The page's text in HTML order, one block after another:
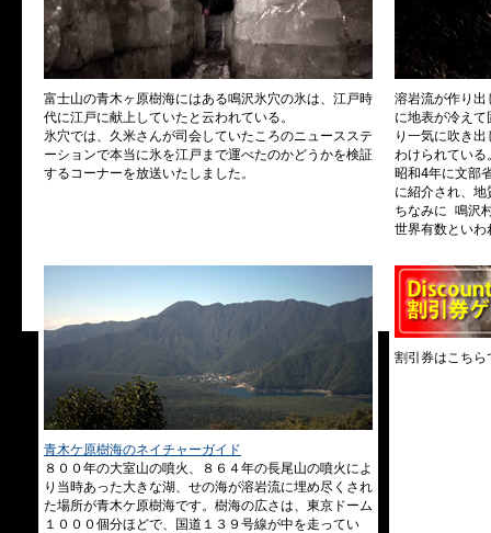
富士山の青木ヶ原樹海にはある鳴沢氷穴の氷は、江戸時
代に江戸に献上していたと云われている。
氷穴では、久米さんが司会していたころのニュースステ
ーションで本当に氷を江戸まで運べたのかどうかを検証
するコーナーを放送いたしました。
溶岩流が作り出
に地表が冷え
り一気に吹き
わけられている
昭和4年に文部
に紹介され、
ちなみに 鳴沢
世界有数といわ
青木ケ原樹海のネイチャーガイド
８００年の大室山の噴火、８６４年の長尾山の噴火によ
り当時あった大きな湖、せの海が溶岩流に埋め尽くされ
た場所が青木ケ原樹海です。樹海の広さは、東京ドーム
１０００個分ほどで、国道１３９号線が中を走ってい
割引券はこちら